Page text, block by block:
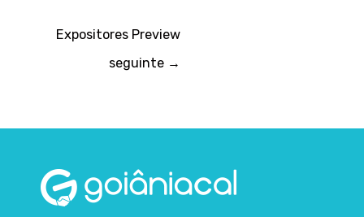
Expositores Preview
seguinte →